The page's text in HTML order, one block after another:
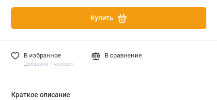
Купить
В избранное
Добавили 1 человек
В сравнение
Краткое описание